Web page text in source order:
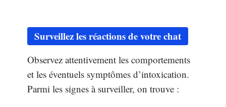
Surveillez les réactions de votre chat
Observez attentivement les comportements
et les éventuels symptômes d’intoxication.
Parmi les signes à surveiller, on trouve :